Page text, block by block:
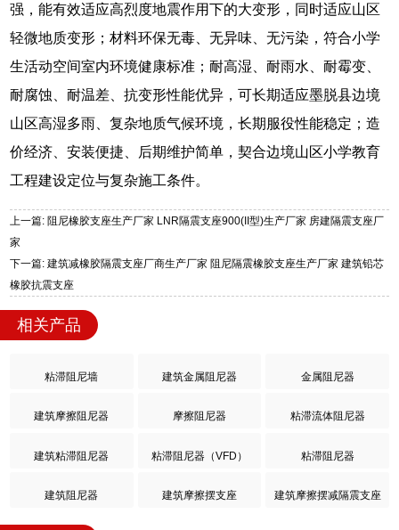
强，能有效适应高烈度地震作用下的大变形，同时适应山区
轻微地质变形；材料环保无毒、无异味、无污染，符合小学
生活动空间室内环境健康标准；耐高湿、耐雨水、耐霉变、
耐腐蚀、耐温差、抗变形性能优异，可长期适应墨脱县边境
山区高湿多雨、复杂地质气候环境，长期服役性能稳定；造
价经济、安装便捷、后期维护简单，契合边境山区小学教育
工程建设定位与复杂施工条件。
上一篇: 阻尼橡胶支座生产厂家 LNR隔震支座900(II型)生产厂家 房建隔震支座厂
家
下一篇: 建筑减橡胶隔震支座厂商生产厂家 阻尼隔震橡胶支座生产厂家 建筑铅芯
橡胶抗震支座
相关产品
粘滞阻尼墙 建筑金属阻尼器 金属阻尼器
建筑摩擦阻尼器 摩擦阻尼器 粘滞流体阻尼器
建筑粘滞阻尼器 粘滞阻尼器（VFD） 粘滞阻尼器
建筑阻尼器 建筑摩擦摆支座 建筑摩擦摆减隔震支座